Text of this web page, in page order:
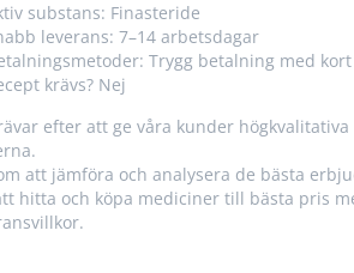
substans: Finasteride
leverans: 7–14 arbetsdagar
Trygg betalning med
krävs? Nej
efter att ge våra kunder
att jämföra och analysera de bästa
hitta och köpa mediciner till bästa pris